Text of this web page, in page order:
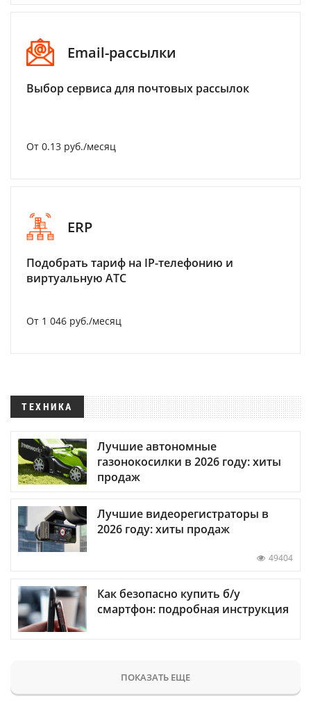
Email-рассылки
Выбор сервиса для почтовых рассылок
От 0.13 руб./месяц
ERP
Подобрать тариф на IP-телефонию и
виртуальную АТС
От 1 046 руб./месяц
ТЕХНИКА
Лучшие автономные
газонокосилки в 2026 году: хиты
продаж
Лучшие видеорегистраторы в
2026 году: хиты продаж
49404
Как безопасно купить б/у
смартфон: подробная инструкция
ПОКАЗАТЬ ЕЩЕ